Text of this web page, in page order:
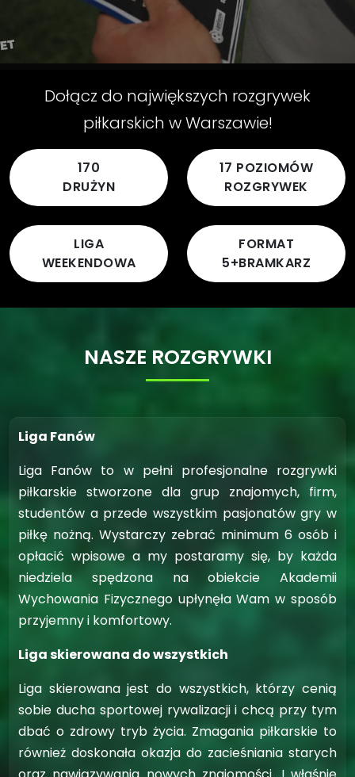
Dołącz do największych rozgrywek
piłkarskich w Warszawie!
170
DRUŻYN
17 POZIOMÓW
ROZGRYWEK
LIGA
WEEKENDOWA
FORMAT
5+BRAMKARZ
NASZE ROZGRYWKI
Liga Fanów
Liga Fanów to w pełni profesjonalne rozgrywki
piłkarskie stworzone dla grup znajomych, firm,
studentów a przede wszystkim pasjonatów gry w
piłkę nożną. Wystarczy zebrać minimum 6 osób i
opłacić wpisowe a my postaramy się, by każda
niedziela spędzona na obiekcie Akademii
Wychowania Fizycznego upłynęła Wam w sposób
przyjemny i komfortowy.
Liga skierowana do wszystkich
Liga skierowana jest do wszystkich, którzy cenią
sobie ducha sportowej rywalizacji i chcą przy tym
dbać o zdrowy tryb życia. Zmagania piłkarskie to
również doskonała okazja do zacieśniania starych